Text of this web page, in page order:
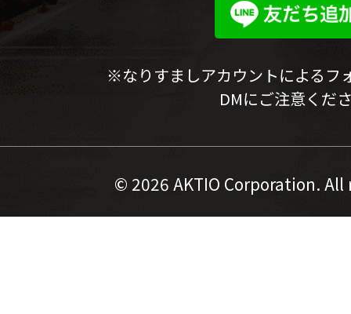
※なりすましアカウントによるフ
DMにご注意くだ
© 2026 AKTIO Corporation.